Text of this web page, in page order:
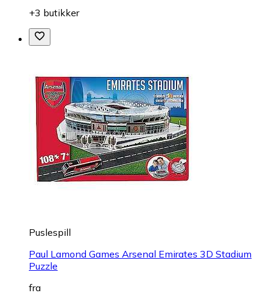
+3 butikker
Puslespill
Paul Lamond Games Arsenal Emirates 3D Stadium
Puzzle
fra